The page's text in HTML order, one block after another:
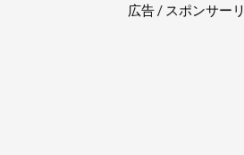
広告 / スポンサー